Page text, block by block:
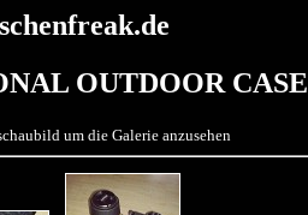
OUTDOOR
um die Galerie anzusehen